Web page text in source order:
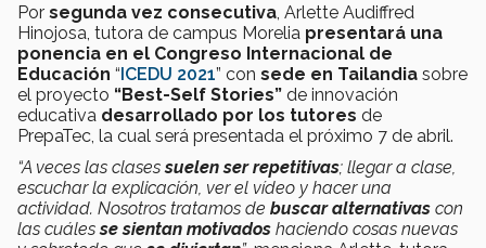
Por segunda vez consecutiva , Arlette Audiffred
Hinojosa, tutora de campus Morelia presentará una
ponencia en el Congreso Internacional de
Educación “ICEDU 2021” con sede en Tailandia sobre
el proyecto “Best-Self Stories” de innovación
educativa desarrollado por los tutores de
PrepaTec, la cual será presentada el próximo 7 de abril.
“A veces las clasessuelen ser repetitivas; llegar a clase,
escuchar la explicación, ver el vídeo y hacer una
actividad. Nosotros tratamos de buscar alternativas con
las cuálesse sientan motivados haciendo cosas nuevas